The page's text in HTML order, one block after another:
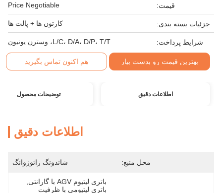
قیمت: Price Negotiable
جزئیات بسته بندی: کارتون ها + پالت ها
شرایط پرداخت: L/C، D/A، D/P، T/T، وسترن یونیون
بهترین قیمت رو بدست بیار هم اکنون تماس بگیرید
اطلاعات دقیق توضیحات محصول
اطلاعات دقیق
محل منبع: شاندونگ زائوژوانگ
باتری لیتیوم AGV با گارانتی